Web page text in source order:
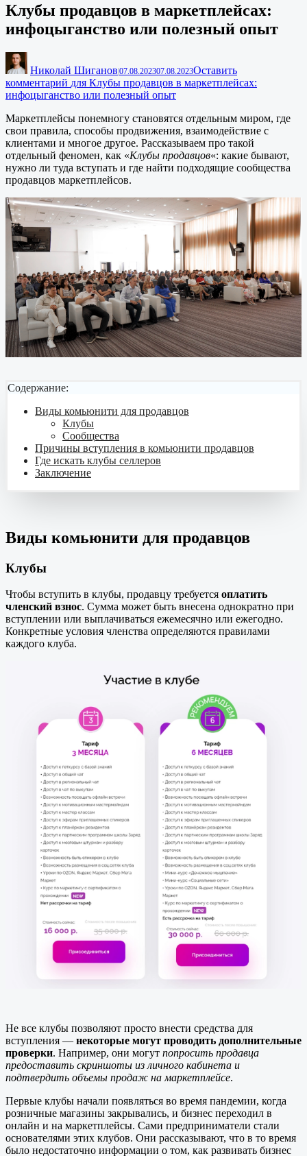
Клубы продавцов в маркетплейсах:
инфоцыганство или полезный опыт
Николай Шиганов|07.08.202307.08.2023Оставить
комментарий для Клубы продавцов в маркетплейсах:
инфоцыганство или полезный опыт
Маркетплейсы понемногу становятся отдельным миром, где
свои правила, способы продвижения, взаимодействие с
клиентами и многое другое. Рассказываем про такой
отдельный феномен, как «Клубы продавцов«: какие бывают,
нужно ли туда вступать и где найти подходящие сообщества
продавцов маркетплейсов.
Содержание:
Виды комьюнити для продавцов
Клубы
Сообщества
Причины вступления в комьюнити продавцов
Где искать клубы селлеров
Заключение
Виды комьюнити для продавцов
Клубы
Чтобы вступить в клубы, продавцу требуется оплатить
членский взнос. Сумма может быть внесена однократно при
вступлении или выплачиваться ежемесячно или ежегодно.
Конкретные условия членства определяются правилами
каждого клуба.
Не все клубы позволяют просто внести средства для
вступления — некоторые могут проводить дополнительные
проверки. Например, они могут попросить продавца
предоставить скриншоты из личного кабинета и
подтвердить объемы продаж на маркетплейсе.
Первые клубы начали появляться во время пандемии, когда
розничные магазины закрывались, и бизнес переходил в
онлайн и на маркетплейсы. Сами предприниматели стали
основателями этих клубов. Они рассказывают, что в то время
было недостаточно информации о том, как развивать бизнес